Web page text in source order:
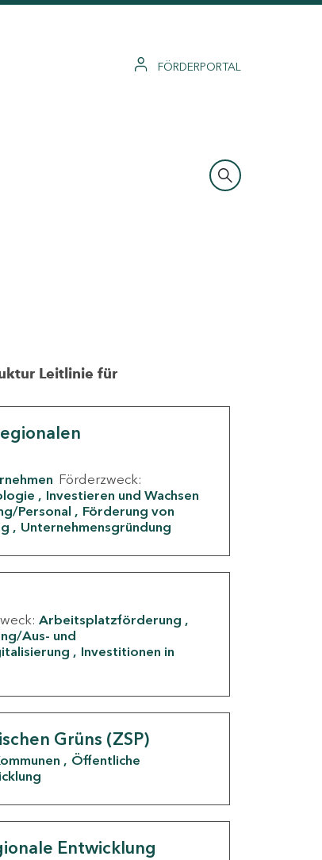
FÖRDERPORTAL
Leitlinie für
Förderzweck:
Investieren und Wachsen
Personal
Förderung von
Unternehmensgründung
Arbeitsplatzförderung
Aus- und
Investitionen in
Grüns (ZSP)
Öffentliche
Entwicklung